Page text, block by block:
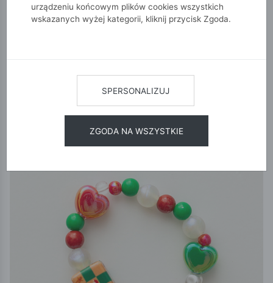
POKAŻ FILTRY
urządzeniu końcowym plików cookies wszystkich
wskazanych wyżej kategorii, kliknij przycisk Zgoda.
SPERSONALIZUJ
ZGODA NA WSZYSTKIE